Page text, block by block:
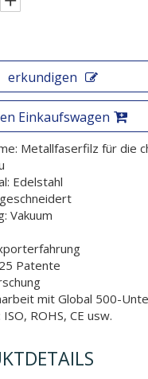
erkundigen
Einkaufswagen
Metallfaserfilz für die
Edelstahl
Vakuum
Patente
mit Global 500-
ROHS, CE usw.